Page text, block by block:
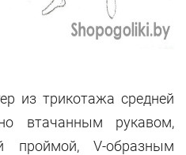
из трикотажа средней
втачанным рукавом,
проймой, V-образным